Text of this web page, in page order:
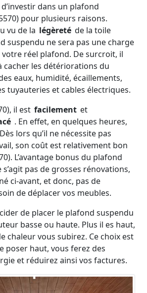
dans un plafond
pour plusieurs raisons.
vu de la légèreté de la toile
suspendu ne sera pas une charge
réel plafond. De surcroit, il
cacher les détériorations du
eaux, humidité, écaillements,
tuyauteries et cables électriques.
il est facilement et
. En effet, en quelques heures,
lors qu’il ne nécessite pas
son coût est relativement bon
L’avantage bonus du plafond
s’agit pas de grosses rénovations,
ci-avant, et donc, pas de
de déplacer vos meubles.
de placer le plafond suspendu
basse ou haute. Plus il es haut,
chaleur vous subirez. Ce choix est
poser haut, vous ferez des
et réduirez ainsi vos factures.